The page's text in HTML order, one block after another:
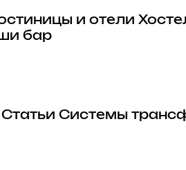
и отели
бар
Статьи Системы